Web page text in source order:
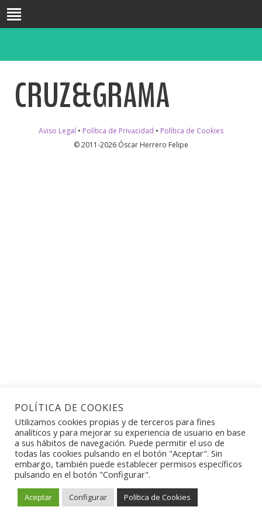
INICIO
BIO
PUBLICACIONES
CRUZ&GRAMA
Aviso Legal • Política de Privacidad • Política de Cookies
© 2011-2026 Óscar Herrero Felipe
POLÍTICA DE COOKIES
Utilizamos cookies propias y de terceros para fines
analíticos y para mejorar su experiencia de usuario en base
a sus hábitos de navegación. Puede permitir el uso de
todas las cookies pulsando en el botón "Aceptar". Sin
embargo, también puede establecer permisos específicos
pulsando en el botón "Configurar".
Aceptar Configurar Política de Cookies